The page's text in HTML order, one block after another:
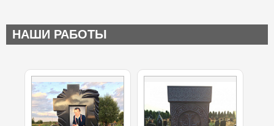
НАШИ РАБОТЫ